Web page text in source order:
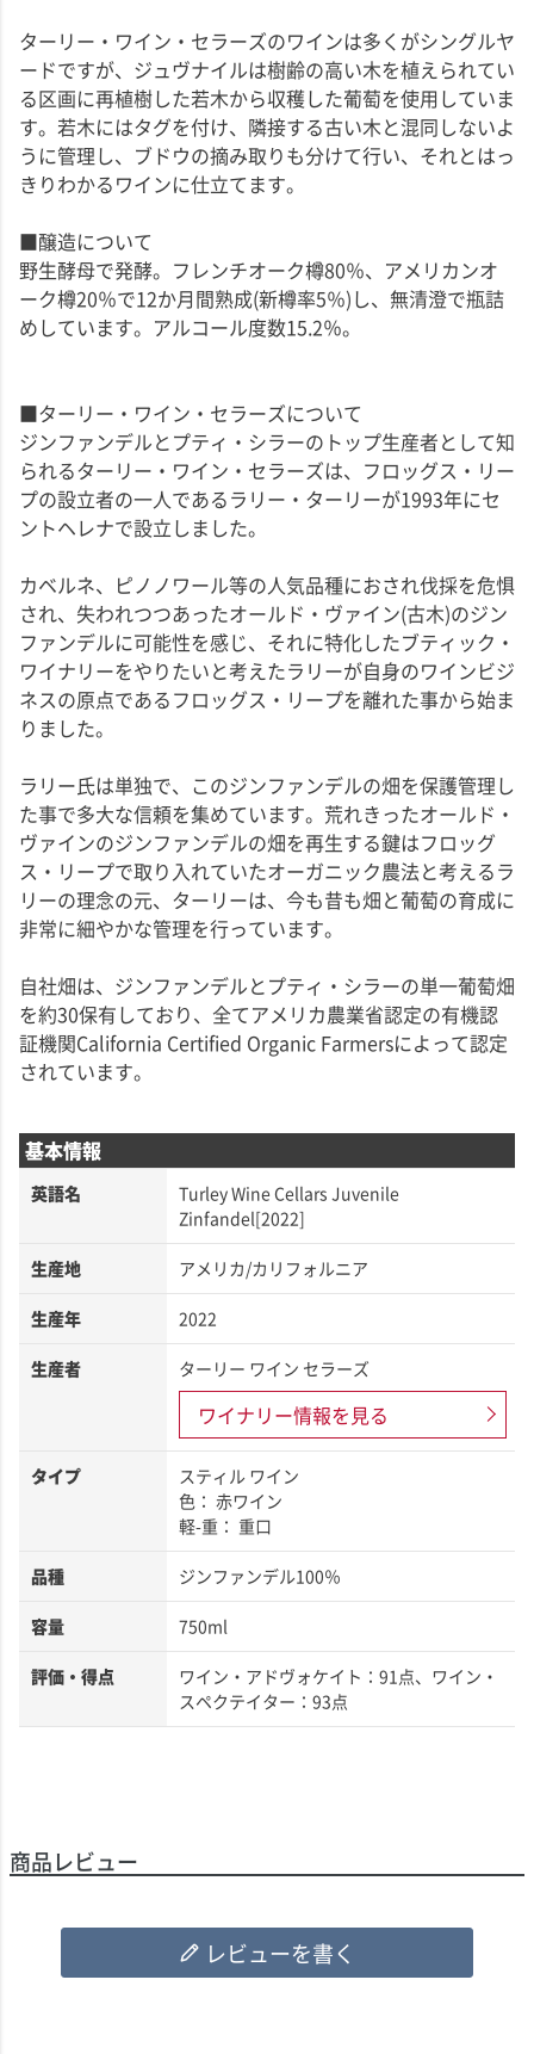
ターリー・ワイン・セラーズのワインは多くがシングルヤ
ードですが、ジュヴナイルは樹齢の高い木を植えられてい
る区画に再植樹した若木から収穫した葡萄を使用していま
す。若木にはタグを付け、隣接する古い木と混同しないよ
うに管理し、ブドウの摘み取りも分けて行い、それとはっ
きりわかるワインに仕立てます。
■醸造について
野生酵母で発酵。フレンチオーク樽80％、アメリカンオ
ーク樽20％で12か月間熟成(新樽率5％)し、無清澄で瓶詰
めしています。アルコール度数15.2％。
■ターリー・ワイン・セラーズについて
ジンファンデルとプティ・シラーのトップ生産者として知
られるターリー・ワイン・セラーズは、フロッグス・リー
プの設立者の一人であるラリー・ターリーが1993年にセ
ントヘレナで設立しました。
カベルネ、ピノノワール等の人気品種におされ伐採を危惧
され、失われつつあったオールド・ヴァイン(古木)のジン
ファンデルに可能性を感じ、それに特化したブティック・
ワイナリーをやりたいと考えたラリーが自身のワインビジ
ネスの原点であるフロッグス・リープを離れた事から始ま
りました。
ラリー氏は単独で、このジンファンデルの畑を保護管理し
た事で多大な信頼を集めています。荒れきったオールド・
ヴァインのジンファンデルの畑を再生する鍵はフロッグ
ス・リープで取り入れていたオーガニック農法と考えるラ
リーの理念の元、ターリーは、今も昔も畑と葡萄の育成に
非常に細やかな管理を行っています。
自社畑は、ジンファンデルとプティ・シラーの単一葡萄畑
を約30保有しており、全てアメリカ農業省認定の有機認
証機関California Certified Organic Farmersによって認定
されています。
基本情報
英語名
Turley Wine Cellars Juvenile
Zinfandel[2022]
生産地 アメリカ/カリフォルニア
生産年 2022
生産者 ターリー ワイン セラーズ
ワイナリー情報を見る
タイプ
スティル ワイン
色： 赤ワイン
軽-重： 重口
品種 ジンファンデル100％
容量 750ml
評価・得点 ワイン・アドヴォケイト：91点
ワイン・
スペクテイター：93点
商品レビュー
レビューを書く